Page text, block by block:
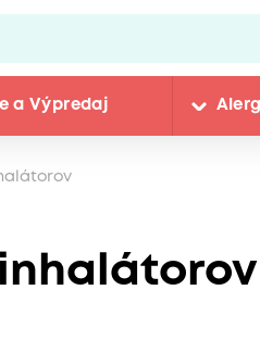
a Výpredaj
inhalátorov